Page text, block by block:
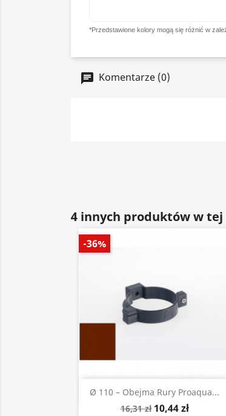
*Przedstawione kolory mogą się różnić w
Komentarze (0)
4 innych produktów w
Ø 110 – Obejma Rury Proaqua...
16,31 zł 10,44 zł
-36%
Szybki podgląd